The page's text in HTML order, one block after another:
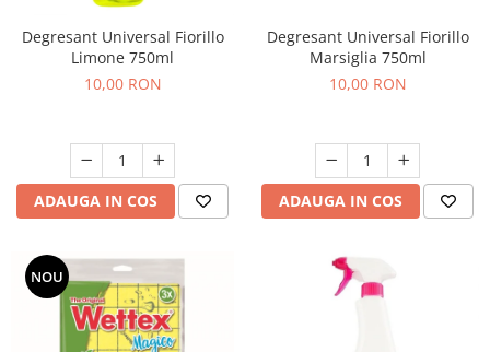
Degresant Universal Fiorillo
Limone 750ml
10,00 RON
ADAUGA IN COS
Degresant Universal Fiorillo
Marsiglia 750ml
10,00 RON
ADAUGA IN COS
NOU